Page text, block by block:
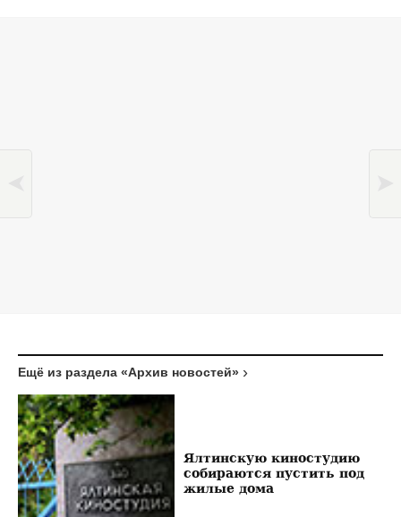
Ещё из раздела «Архив новостей»
Ялтинскую киностудию
собираются пустить под
жилые дома